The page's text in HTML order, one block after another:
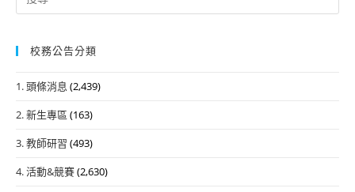
for:
校務公告分類
1. 頭條消息 (2,439)
2. 新生專區 (163)
3. 教師研習 (493)
4. 活動&競賽(2,630)